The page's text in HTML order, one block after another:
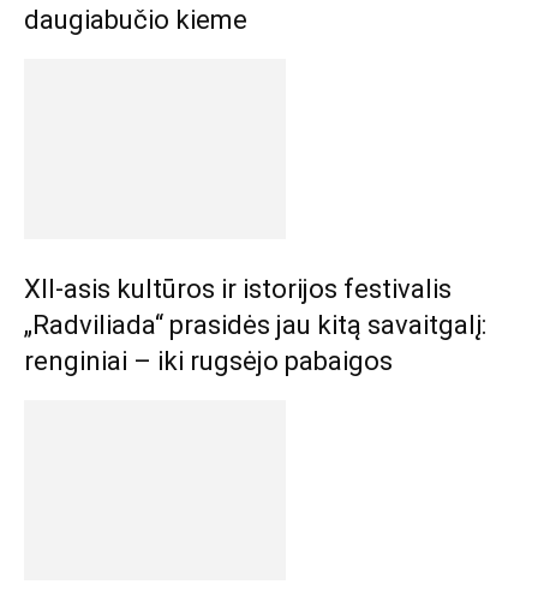
daugiabučio kieme
XII-asis kultūros ir istorijos festivalis
„Radviliada“ prasidės jau kitą savaitgalį:
renginiai – iki rugsėjo pabaigos